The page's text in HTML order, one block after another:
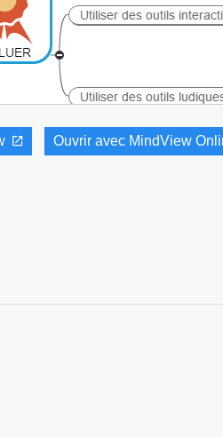
Ouvrir avec MindView